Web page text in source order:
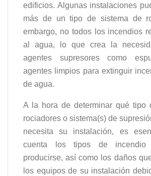
edificios. Algunas instalaciones
más de un tipo de sistema de
embargo, no todos los incendios
al agua, lo que crea la
agentes supresores como
agentes limpios para extinguir
de agua.
A la hora de determinar qué tipo
rociadores o sistema(s) de
necesita su instalación, es
cuenta los tipos de incendio
producirse, así como los daños
los equipos de su instalación